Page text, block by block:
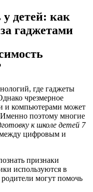
детей: как
гаджетами
где гаджеты
чрезмерное
и компьютерами может
Именно поэтому многие
к школе детей 7
между цифровым и
признаки
используются в
могут помочь